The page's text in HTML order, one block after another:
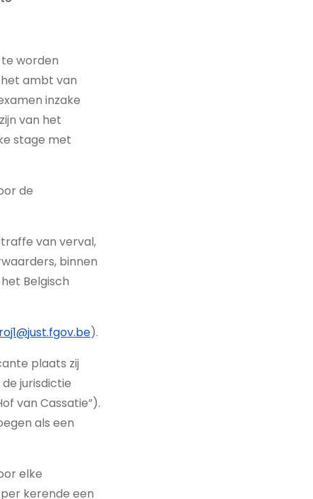
worden
ambt van
inzake
van het
stage met
de
van verval,
binnen
Belgisch
).
plaats zij
jurisdictie
van Cassatie”).
als een
elke
kerende een